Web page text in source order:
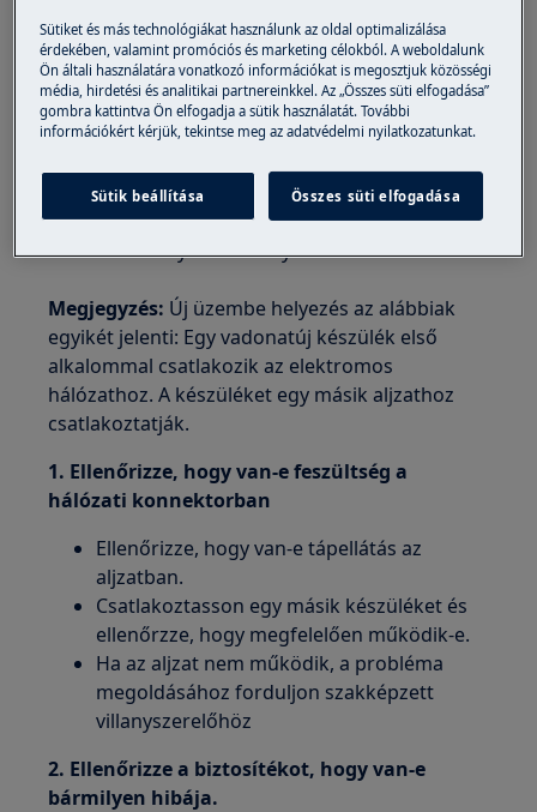
beépített elektromos tűzhely
szabadonálló tűzhely elektromos
főzőlappal.
Megoldás:
Új üzembe helyezés esetén a fent említett
problémák általában azt jelzik, hogy a
készüléket helytelenül helyezték üzembe.
Megjegyzés: Új üzembe helyezés az alábbiak
egyikét jelenti: Egy vadonatúj készülék első
alkalommal csatlakozik az elektromos
hálózathoz. A készüléket egy másik aljzathoz
csatlakoztatják.
1. Ellenőrizze, hogy van-e feszültség a
hálózati konnektorban
Ellenőrizze, hogy van-e tápellátás az
aljzatban.
Csatlakoztasson egy másik készüléket és
ellenőrzze, hogy megfelelően működik-e.
Ha az aljzat nem működik, a probléma
megoldásához forduljon szakképzett
villanyszerelőhöz
2. Ellenőrizze a biztosítékot, hogy van-e
bármilyen hibája.
Sütiket és más technológiákat használunk az oldal optimalizálása
érdekében, valamint promóciós és marketing célokból. A weboldalunk
Ön általi használatára vonatkozó információkat is megosztjuk közösségi
média, hirdetési és analitikai partnereinkkel. Az „Összes süti elfogadása”
gombra kattintva Ön elfogadja a sütik használatát. További
információkért kérjük, tekintse meg az adatvédelmi nyilatkozatunkat.
Sütik beállítása Összes süti elfogadása